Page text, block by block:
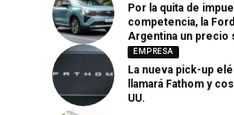
Por la quita de
competencia, la
Argentina un precio
EMPRESA
La nueva pick-up
llamará Fathom y
UU.